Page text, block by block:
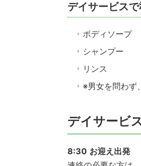
デイサービス
ボディソープ
シャンプー
リンス
※男女を問わず
デイサービ
8:30 お迎え出発